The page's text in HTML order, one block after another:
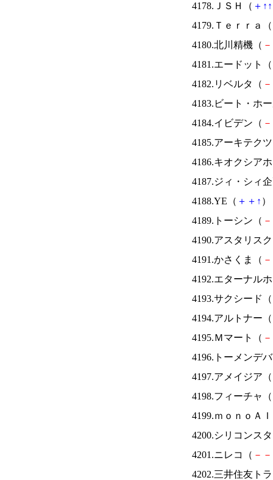
4178.ＪＳＨ（ ＋ ↑ ↑
4179.Ｔｅｒｒａ（
4180.北川精機（ －
4181.エードット（
4182.リベルタ（ －
4183.ビート・ホ
4184.イビデン（ －
4185.アーキテク
4186.キオクシア
4187.ジィ・シィ
4188.YE（ ＋ ＋ ↑ ）
4189.トーシン（ －
4190.アスタリス
4191.かさくま（ －
4192.エターナル
4193.サクシード（
4194.アルトナー（
4195.Ｍマート（ －
4196.トーメンデ
4197.アメイジア（
4198.フィーチャ（
4199.ｍｏｎｏＡ
4200.シリコンス
4201.ニレコ（ － －
4202.三井住友ト